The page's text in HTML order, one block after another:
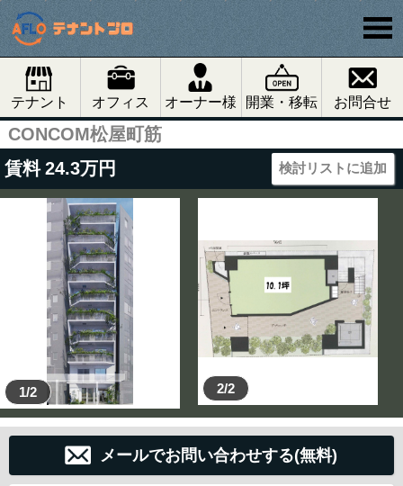
テナント オフィス オーナー様 開業・移転 お問合せ
CONCOM松屋町筋
賃料 24.3万円 検討リストに追加
1/2 2/2
メールでお問い合わせする(無料)